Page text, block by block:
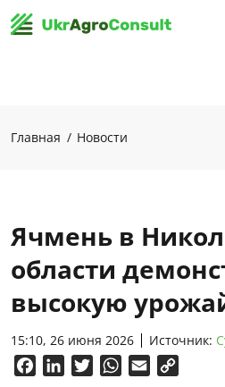
Главная Новости
Ячмень в
области
высокую
15:10, 26 июня 2026 Источник:
FacebookLinkedInTwitterWhatsApp
Email